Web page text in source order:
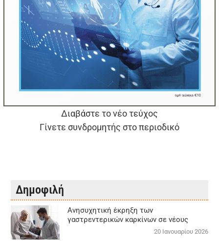
Διαβάστε το νέο τεύχος
Γίνετε συνδρομητής στο περιοδικό
Δημοφιλή
Aνησυχητική έκρηξη των
γαστρεντερικών καρκίνων σε νέους
20 Ιανουαρίου 2026